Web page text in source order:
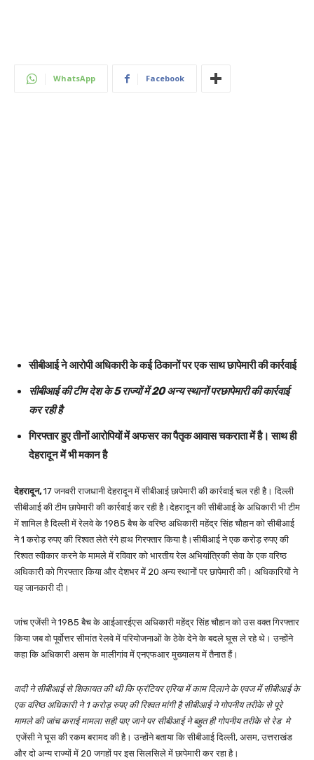
WhatsApp Facebook
सीबीआई ने आरोपी अधिकारी के कई ठिकानों पर एक साथ छापेमारी की कार्रवाई
सीबीआई की टीम देश के 5 राज्यों में 20 अन्य स्थानों परछापेमारी की कार्रवाई
कर रही है
गिरफ्तार हुए तीनों आरोपियों में अफसर का पैतृक आवास चकराता में है। साथ ही
देहरादून में भी मकान है
देहरादून,17 जनवरी राजधानी देहरादून में सीबीआई छापेमारी की कार्रवाई चल रही है। दिल्ली
सीबीआई की टीम छापेमारी की कार्रवाई कर रही है।देहरादून की सीबीआई के अधिकारी भी टीम
में शामिल है दिल्ली में रेलवे के 1985 बैच के वरिष्ठ अधिकारी महेंद्र सिंह चौहान को सीबीआई
ने 1 करोड़ रुपए की रिश्वत लेते रंगे हाथ गिरफ्तार किया है।सीबीआई ने एक करोड़ रुपए की
रिश्वत स्वीकार करने के मामले में रविवार को भारतीय रेल अभियांत्रिकी सेवा के एक वरिष्ठ
अधिकारी को गिरफ्तार किया और देशभर में 20 अन्य स्थानों पर छापेमारी की। अधिकारियों ने
यह जानकारी दी।
जांच एजेंसी ने 1985 बैच के आईआरईएस अधिकारी महेंद्र सिंह चौहान को उस वक्त गिरफ्तार
किया जब वो पूर्वोत्तर सीमांत रेलवे में परियोजनाओं के ठेके देने के बदले घूस ले रहे थे। उन्होंने
कहा कि अधिकारी असम के मालीगांव में एनएफआर मुख्यालय में तैनात हैं।
वादी ने सीबीआई से शिकायत की थी कि फ्रंटियर एरिया में काम दिलाने के एवज में सीबीआई के
एक वरिष्ठ अधिकारी ने 1 करोड़ रुपए की रिश्वत मांगी है सीबीआई ने गोपनीय तरीके से पूरे
मामले की जांच कराई मामला सही पाए जाने पर सीबीआई ने बहुत ही गोपनीय तरीके से रेड मे
एजेंसी ने घूस की रकम बरामद की है। उन्होंने बताया कि सीबीआई दिल्ली, असम, उत्तराखंड
और दो अन्य राज्यों में 20 जगहों पर इस सिलसिले में छापेमारी कर रहा है।